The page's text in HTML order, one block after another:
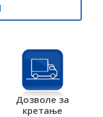
Дозволе за
кретање